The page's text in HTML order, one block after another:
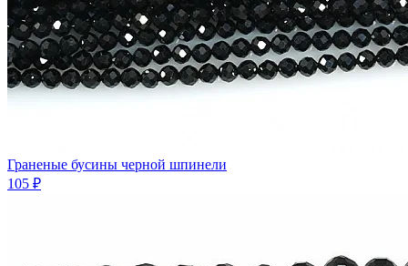
Граненые бусины черной шпинели
105 ₽